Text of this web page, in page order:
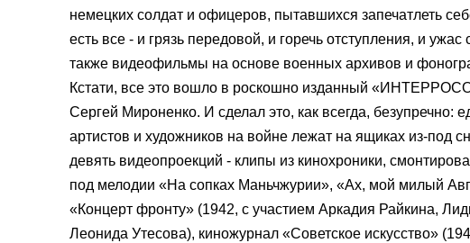
немецких солдат и офицеров, пытавшихся запечатлеть
есть все - и грязь передовой, и горечь отступления, и
также видеофильмы на основе военных архивов и
Кстати, все это вошло в роскошно изданный
Сергей Мироненко. И сделал это, как всегда,
артистов и художников на войне лежат на ящиках из-под
девять видеопроекций - клипы из кинохроники,
под мелодии «На сопках Маньчжурии», «Ах, мой милый
«Концерт фронту» (1942, с участием Аркадия Райкина,
Леонида Утесова), киножурнал «Советское искусство»